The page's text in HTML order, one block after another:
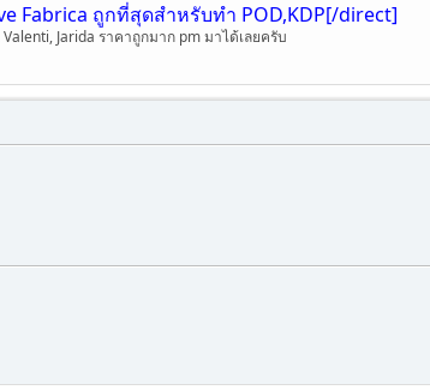
Fabrica ถูกที่สุดสำหรับทำ POD,KDP[/direct]
Jarida ราคาถูกมาก pm มาได้เลยครับ